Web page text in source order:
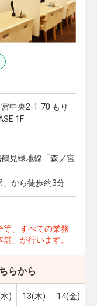
中央2-1-70 もり
1F
見緑地線「森ノ宮
」から徒歩約3分
等、すべての業務
」が行います。
らから
) 13(木) 14(金)